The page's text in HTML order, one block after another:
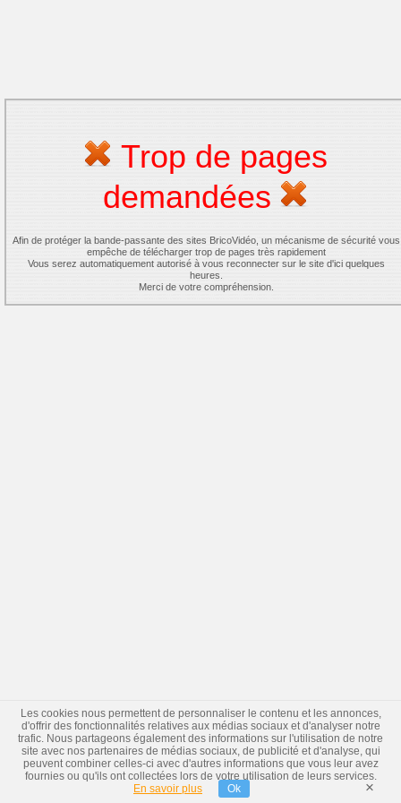
Trop de pages
demandées
Afin de protéger la bande-passante des sites BricoVidéo, un mécanisme de sécurité vous
empêche de télécharger trop de pages très rapidement
Vous serez automatiquement autorisé à vous reconnecter sur le site d'ici quelques
heures.
Merci de votre compréhension.
Les cookies nous permettent de personnaliser le contenu et les annonces,
d'offrir des fonctionnalités relatives aux médias sociaux et d'analyser notre
trafic. Nous partageons également des informations sur l'utilisation de notre
site avec nos partenaires de médias sociaux, de publicité et d'analyse, qui
peuvent combiner celles-ci avec d'autres informations que vous leur avez
fournies ou qu'ils ont collectées lors de votre utilisation de leurs services.
En savoir plus
Ok ×